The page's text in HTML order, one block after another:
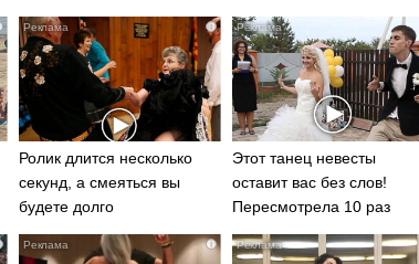
i
Ролик длится несколько
секунд, а смеяться вы
будете долго
Этот танец невесты
оставит вас без слов!
Пересмотрела 10 раз
i